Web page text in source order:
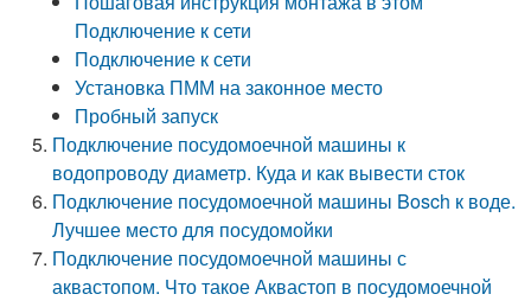
Подключение к сети
Подключение к сети
Установка ПММ на законное место
Пробный запуск
Подключение посудомоечной машины к
водопроводу диаметр. Куда и как вывести сток
Подключение посудомоечной машины Bosch к воде.
Лучшее место для посудомойки
Подключение посудомоечной машины с
аквастопом. Что такое Аквастоп в посудомоечной